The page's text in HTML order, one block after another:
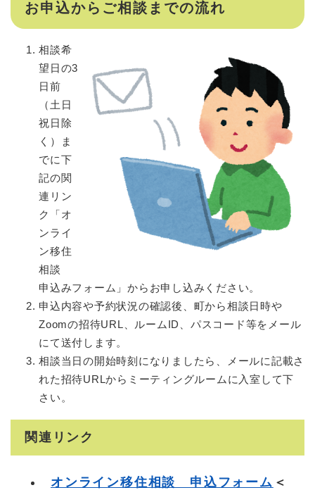
お申込からご相談までの流れ
相談希
望日の3
日前
（土日
祝日除
く）ま
でに下
記の関
連リン
ク「オ
ンライ
ン移住
相談
申込みフォーム」からお申し込みください。
申込内容や予約状況の確認後、町から相談日時や
Zoomの招待URL、ルームID、パスコード等をメール
にて送付します。
相談当日の開始時刻になりましたら、メールに記載さ
れた招待URLからミーティングルームに入室して下
さい。
関連リンク
オンライン移住相談 申込フォーム ＜